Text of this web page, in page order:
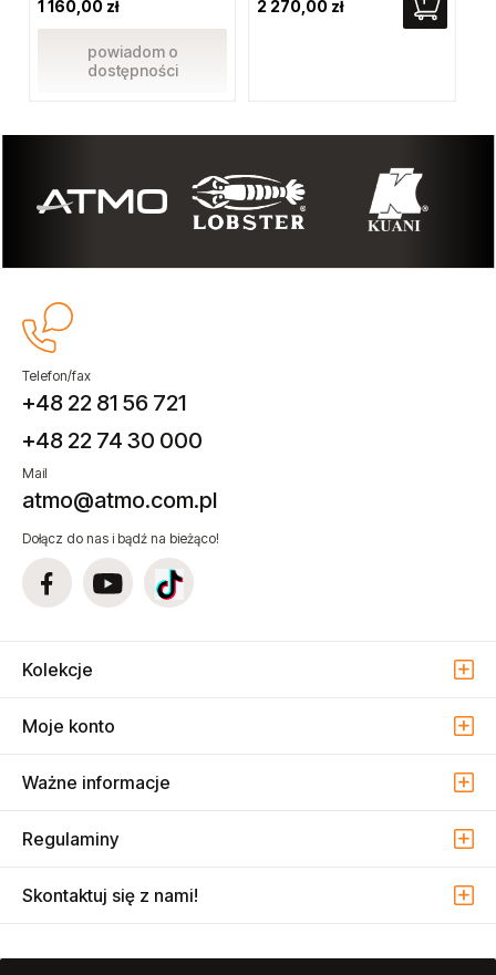
1 160,00 zł
powiadom o
dostępności
2 270,00 zł
Telefon/fax
+48 22 81 56 721
+48 22 74 30 000
Mail
atmo@atmo.com.pl
Dołącz do nas i bądź na bieżąco!
Kolekcje
Moje konto
Ważne informacje
Regulaminy
Skontaktuj się z nami!